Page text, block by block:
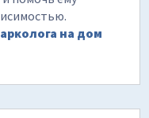
на дом